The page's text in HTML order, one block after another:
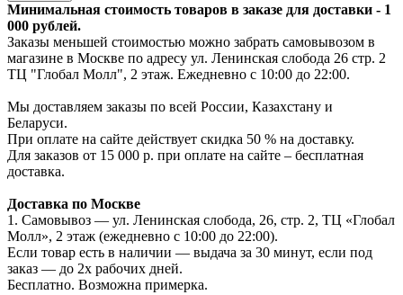
Минимальная стоимость товаров в заказе для доставки - 1
000 рублей.
Заказы меньшей стоимостью можно забрать самовывозом в
магазине в Москве по адресу ул. Ленинская слобода 26 стр. 2
ТЦ "Глобал Молл", 2 этаж. Ежедневно с 10:00 до 22:00.
Мы доставляем заказы по всей России, Казахстану и
Беларуси.
При оплате на сайте действует скидка 50 % на доставку.
Для заказов от 15 000 р. при оплате на сайте – бесплатная
доставка.
Доставка по Москве
1. Самовывоз — ул. Ленинская слобода, 26, стр. 2, ТЦ «Глобал
Молл», 2 этаж (ежедневно с 10:00 до 22:00).
Если товар есть в наличии — выдача за 30 минут, если под
заказ — до 2х рабочих дней.
Бесплатно. Возможна примерка.